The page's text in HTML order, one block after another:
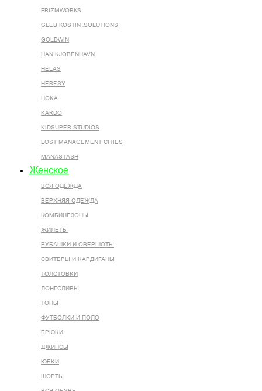
FRIZMWORKS
GLEB KOSTIN .SOLUTIONS
GOLDWIN
HAN KJOBENHAVN
HELAS
HERESY
HOKA
KARDO
KIDSUPER STUDIOS
LOST MANAGEMENT CITIES
MANASTASH
Женское
ВСЯ ОДЕЖДА
ВЕРХНЯЯ ОДЕЖДА
КОМБИНЕЗОНЫ
ЖИЛЕТЫ
РУБАШКИ И ОВЕРШОТЫ
СВИТЕРЫ И КАРДИГАНЫ
ТОЛСТОВКИ
ЛОНГСЛИВЫ
ТОПЫ
ФУТБОЛКИ И ПОЛО
БРЮКИ
ДЖИНСЫ
ЮБКИ
ШОРТЫ